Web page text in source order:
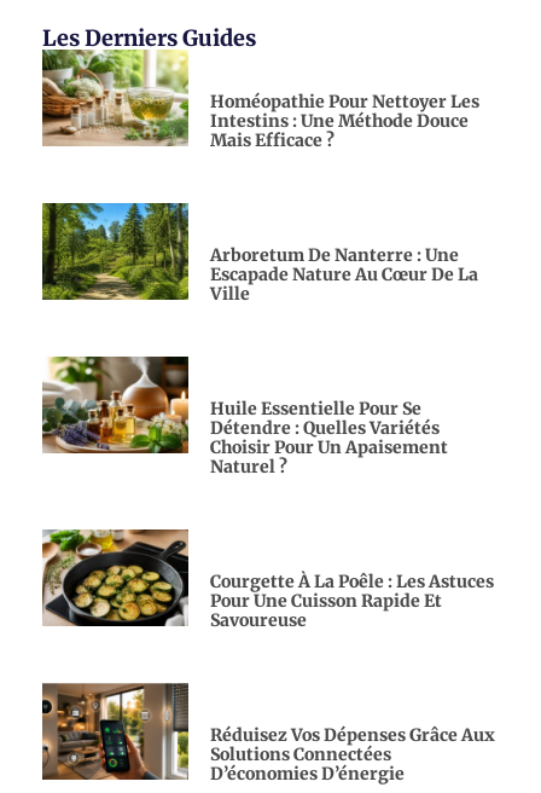
Les Derniers Guides
Homéopathie Pour Nettoyer Les
Intestins : Une Méthode Douce
Mais Efficace ?
Arboretum De Nanterre : Une
Escapade Nature Au Cœur De La
Ville
Huile Essentielle Pour Se
Détendre : Quelles Variétés
Choisir Pour Un Apaisement
Naturel ?
Courgette À La Poêle : Les Astuces
Pour Une Cuisson Rapide Et
Savoureuse
Réduisez Vos Dépenses Grâce Aux
Solutions Connectées
D’économies D’énergie